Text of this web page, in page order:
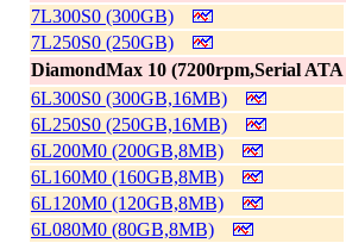
7L300S0 (300GB)
7L250S0 (250GB)
DiamondMax 10 (7200rpm,Serial
6L300S0 (300GB,16MB)
6L250S0 (250GB,16MB)
6L200M0 (200GB,8MB)
6L160M0 (160GB,8MB)
6L120M0 (120GB,8MB)
6L080M0 (80GB,8MB)